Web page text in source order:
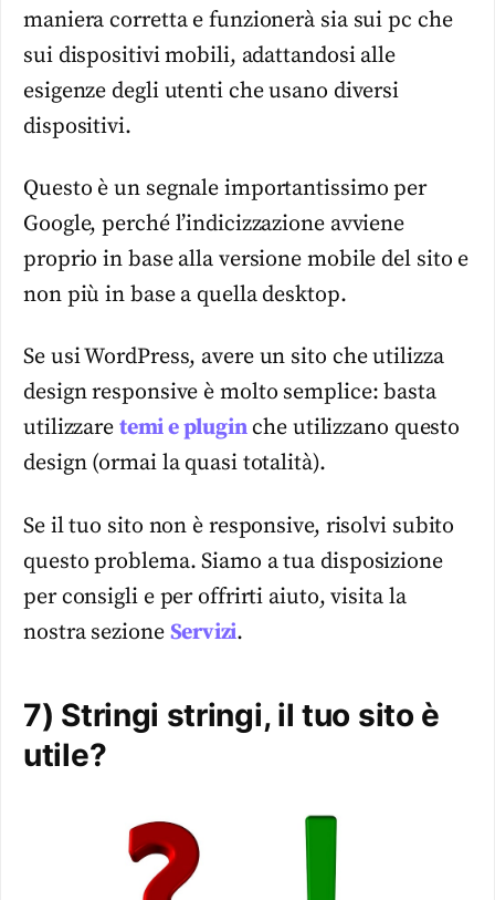
maniera corretta e funzionerà sia sui pc che
sui dispositivi mobili, adattandosi alle
esigenze degli utenti che usano diversi
dispositivi.
Questo è un segnale importantissimo per
Google, perché l’indicizzazione avviene
proprio in base alla versione mobile del sito e
non più in base a quella desktop.
Se usi WordPress, avere un sito che utilizza
design responsive è molto semplice: basta
utilizzare temi e pluginche utilizzano questo
design (ormai la quasi totalità).
Se il tuo sito non è responsive, risolvi subito
questo problema. Siamo a tua disposizione
per consigli e per offrirti aiuto, visita la
nostra sezione Servizi.
7) Stringi stringi, il tuo sito è
utile?